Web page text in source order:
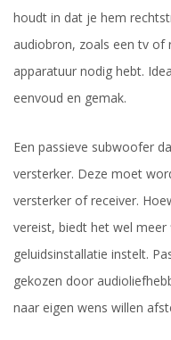
houdt in dat je hem
audiobron, zoals een tv of
apparatuur nodig hebt.
eenvoud en gemak.
Een passieve subwoofer
versterker. Deze moet
versterker of receiver.
vereist, biedt het wel
geluidsinstallatie instelt.
gekozen door
naar eigen wens willen